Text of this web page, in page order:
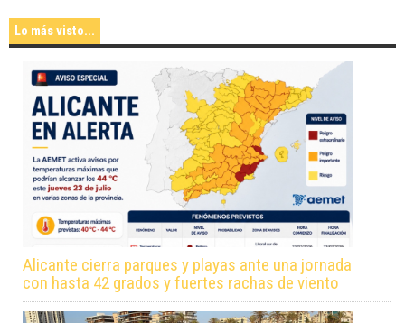
Lo más visto...
Alicante cierra parques y playas ante una jornada
con hasta 42 grados y fuertes rachas de viento